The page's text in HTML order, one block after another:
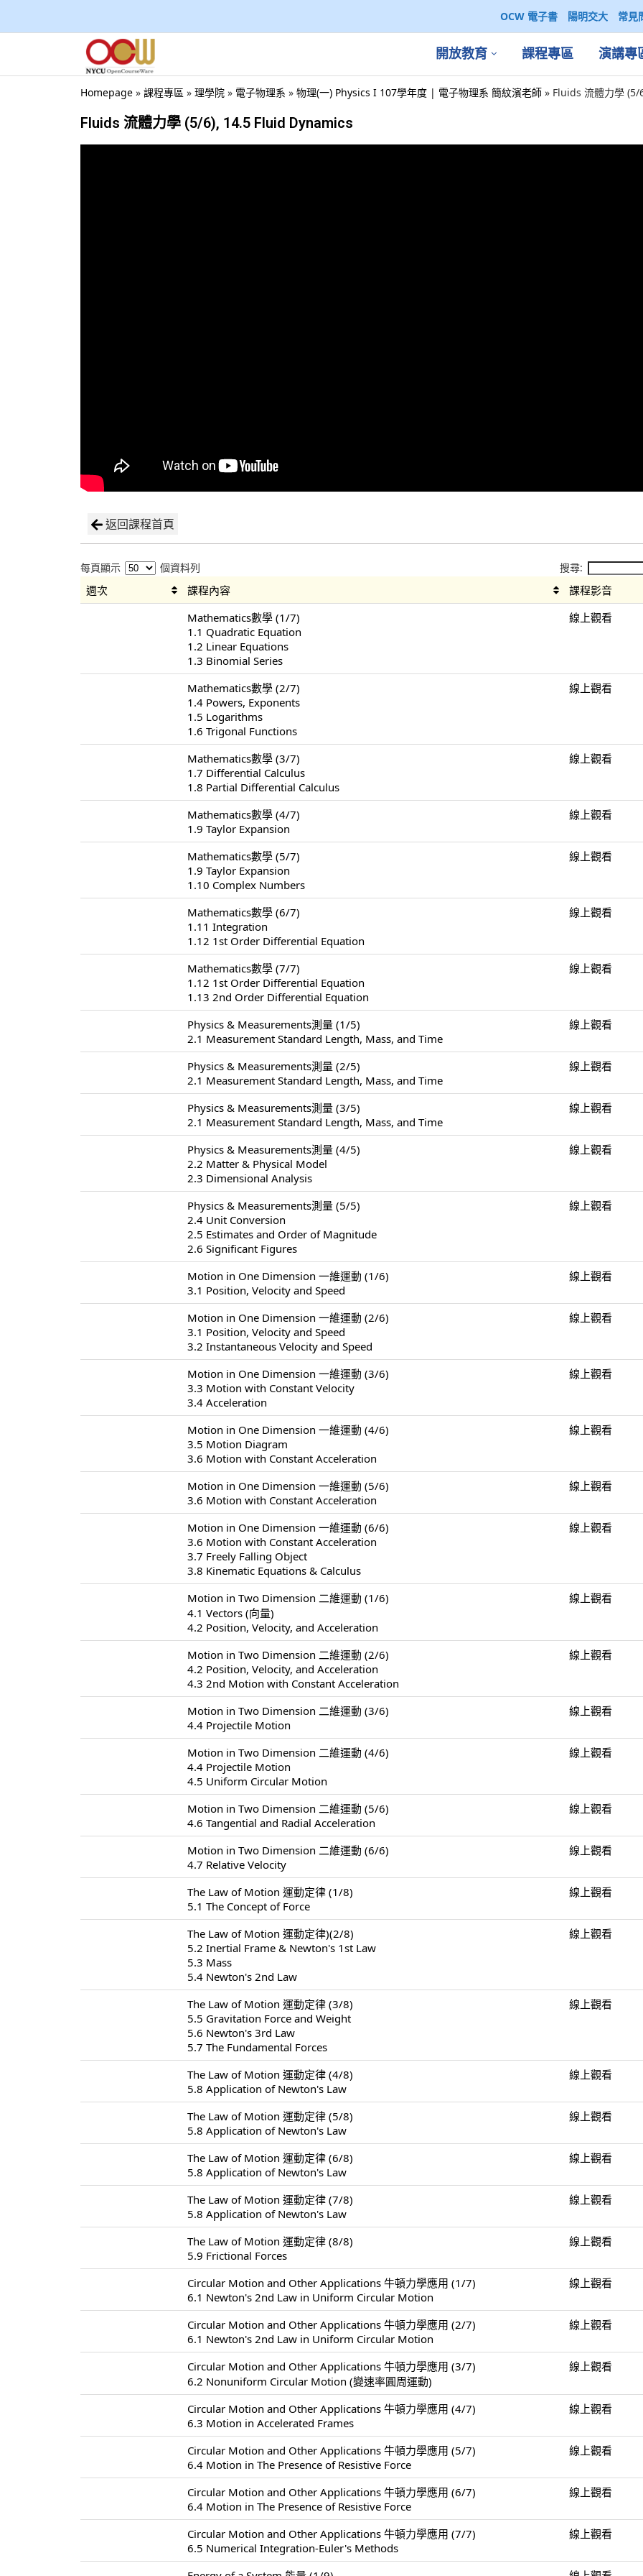
OCW 電子書 陽明交大 常見
開放教育 課程專區 演講專
Homepage » 課程專區 » 理學院 » 電子物理系 » 物理(一) Physics I 107學年度 | 電子物理系 簡紋濱老師 » Fluids 流體力學
Fluids 流體力學 (5/6), 14.5 Fluid Dynamics
返回課程首頁
每頁顯示 個資料列 搜尋:
週次 課程內容
課程影音
Mathematics數學 (1/7)
1.1 Quadratic Equation
1.2 Linear Equations
1.3 Binomial Series
線上觀看
Mathematics數學 (2/7)
1.4 Powers, Exponents
1.5 Logarithms
1.6 Trigonal Functions
線上觀看
Mathematics數學 (3/7)
1.7 Differential Calculus
1.8 Partial Differential Calculus
線上觀看
Mathematics數學 (4/7)
1.9 Taylor Expansion
線上觀看
Mathematics數學 (5/7)
1.9 Taylor Expansion
1.10 Complex Numbers
線上觀看
Mathematics數學 (6/7)
1.11 Integration
1.12 1st Order Differential Equation
線上觀看
Mathematics數學 (7/7)
1.12 1st Order Differential Equation
1.13 2nd Order Differential Equation
線上觀看
Physics & Measurements測量 (1/5)
2.1 Measurement Standard Length, Mass, and Time
線上觀看
Physics & Measurements測量 (2/5)
2.1 Measurement Standard Length, Mass, and Time
線上觀看
Physics & Measurements測量 (3/5)
2.1 Measurement Standard Length, Mass, and Time
線上觀看
Physics & Measurements測量 (4/5)
2.2 Matter & Physical Model
2.3 Dimensional Analysis
線上觀看
Physics & Measurements測量 (5/5)
2.4 Unit Conversion
2.5 Estimates and Order of Magnitude
2.6 Significant Figures
線上觀看
Motion in One Dimension 一維運動 (1/6)
3.1 Position, Velocity and Speed
線上觀看
Motion in One Dimension 一維運動 (2/6)
3.1 Position, Velocity and Speed
3.2 Instantaneous Velocity and Speed
線上觀看
Motion in One Dimension 一維運動 (3/6)
3.3 Motion with Constant Velocity
3.4 Acceleration
線上觀看
Motion in One Dimension 一維運動 (4/6)
3.5 Motion Diagram
3.6 Motion with Constant Acceleration
線上觀看
Motion in One Dimension 一維運動 (5/6)
3.6 Motion with Constant Acceleration
線上觀看
Motion in One Dimension 一維運動 (6/6)
3.6 Motion with Constant Acceleration
3.7 Freely Falling Object
3.8 Kinematic Equations & Calculus
線上觀看
Motion in Two Dimension 二維運動 (1/6)
4.1 Vectors (向量)
4.2 Position, Velocity, and Acceleration
線上觀看
Motion in Two Dimension 二維運動 (2/6)
4.2 Position, Velocity, and Acceleration
4.3 2nd Motion with Constant Acceleration
線上觀看
Motion in Two Dimension 二維運動 (3/6)
4.4 Projectile Motion
線上觀看
Motion in Two Dimension 二維運動 (4/6)
4.4 Projectile Motion
4.5 Uniform Circular Motion
線上觀看
Motion in Two Dimension 二維運動 (5/6)
4.6 Tangential and Radial Acceleration
線上觀看
Motion in Two Dimension 二維運動 (6/6)
4.7 Relative Velocity
線上觀看
The Law of Motion 運動定律 (1/8)
5.1 The Concept of Force
線上觀看
The Law of Motion 運動定律)(2/8)
5.2 Inertial Frame & Newton's 1st Law
5.3 Mass
5.4 Newton's 2nd Law
線上觀看
The Law of Motion 運動定律 (3/8)
5.5 Gravitation Force and Weight
5.6 Newton's 3rd Law
5.7 The Fundamental Forces
線上觀看
The Law of Motion 運動定律 (4/8)
5.8 Application of Newton's Law
線上觀看
The Law of Motion 運動定律 (5/8)
5.8 Application of Newton's Law
線上觀看
The Law of Motion 運動定律 (6/8)
5.8 Application of Newton's Law
線上觀看
The Law of Motion 運動定律 (7/8)
5.8 Application of Newton's Law
線上觀看
The Law of Motion 運動定律 (8/8)
5.9 Frictional Forces
線上觀看
Circular Motion and Other Applications 牛頓力學應用 (1/7)
6.1 Newton's 2nd Law in Uniform Circular Motion
線上觀看
Circular Motion and Other Applications 牛頓力學應用 (2/7)
6.1 Newton's 2nd Law in Uniform Circular Motion
線上觀看
Circular Motion and Other Applications 牛頓力學應用 (3/7)
6.2 Nonuniform Circular Motion (變速率圓周運動)
線上觀看
Circular Motion and Other Applications 牛頓力學應用 (4/7)
6.3 Motion in Accelerated Frames
線上觀看
Circular Motion and Other Applications 牛頓力學應用 (5/7)
6.4 Motion in The Presence of Resistive Force
線上觀看
Circular Motion and Other Applications 牛頓力學應用 (6/7)
6.4 Motion in The Presence of Resistive Force
線上觀看
Circular Motion and Other Applications 牛頓力學應用 (7/7)
6.5 Numerical Integration-Euler's Methods
線上觀看